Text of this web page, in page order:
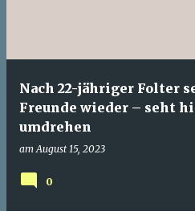
Nach 22-jähriger Folter
Freunde wieder – seht
umdrehen
amAugust 15, 2023
0